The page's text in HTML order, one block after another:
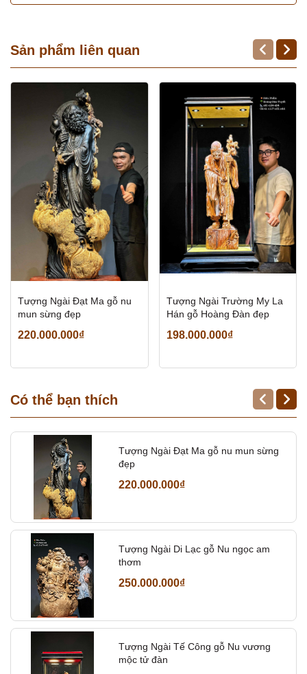
Sản phẩm liên quan
Tượng Ngài Đạt Ma gỗ nu
mun sừng đẹp
220.000.000₫
Tượng Ngài Trường My La
Hán gỗ Hoàng Đàn đẹp
198.000.000₫
Có thể bạn thích
Tượng Ngài Đạt Ma gỗ nu mun sừng
đẹp
220.000.000₫
Tượng Ngài Di Lạc gỗ Nu ngọc am
thơm
250.000.000₫
Tượng Ngài Tế Công gỗ Nu vương
mộc tử đàn